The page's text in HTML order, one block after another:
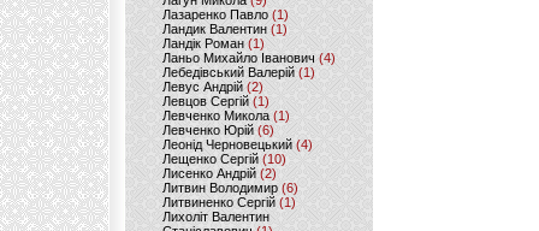
Лазаренко Павло (1)
Ландик Валентин (1)
Ландік Роман (1)
Ланьо Михайло Іванович(4)
Лебедівський Валерій(1)
Левус Андрій(2)
Левцов Сергій (1)
Левченко Микола (1)
Левченко Юрій (6)
Леонід Черновецький (4)
Лещенко Сергій (10)
Лисенко Андрій (2)
Литвин Володимир (6)
Литвиненко Сергій (1)
Лихоліт Валентин